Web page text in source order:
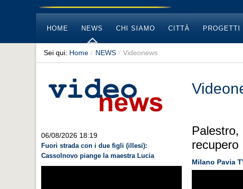
HOME NEWS CHI SIAMO CITTÀ PROGETTI
Sei qui: Home / NEWS / Videonews
06/08/2026 18:19
Fuori strada con i due figli (illesi):
Cassolnovo piange la maestra Lucia
recupero
Milano Pavia